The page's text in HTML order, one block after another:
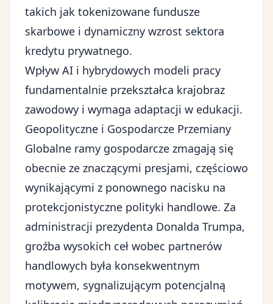
takich jak tokenizowane fundusze
skarbowe i dynamiczny wzrost sektora
kredytu prywatnego.
Wpływ AI i hybrydowych modeli pracy
fundamentalnie przekształca krajobraz
zawodowy i wymaga adaptacji w edukacji.
Geopolityczne i Gospodarcze Przemiany
Globalne ramy gospodarcze zmagają się
obecnie ze znaczącymi presjami, częściowo
wynikającymi z ponownego nacisku na
protekcjonistyczne polityki handlowe. Za
administracji prezydenta Donalda Trumpa,
groźba wysokich ceł wobec partnerów
handlowych była konsekwentnym
motywem, sygnalizującym potencjalną